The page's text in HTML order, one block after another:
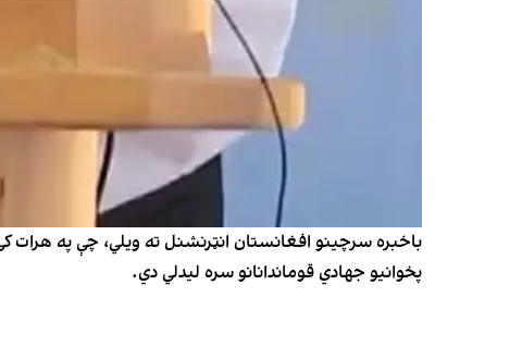
باخبره سرچینو افغانستان انټرنشنل ته ویلي، چې په هرات
پخوانیو جهادي قوماندانانو سره لیدلي دي.